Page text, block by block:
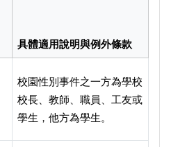
具體適用說明與例外條款
校園性別事件之一方為學校
校長、教師、職員、工友或
學生，他方為學生。